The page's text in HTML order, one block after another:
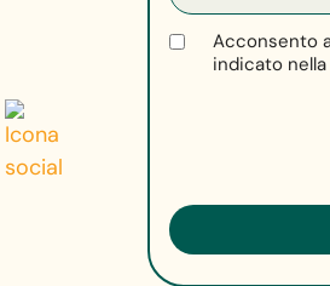
Acconsento
indicato nella